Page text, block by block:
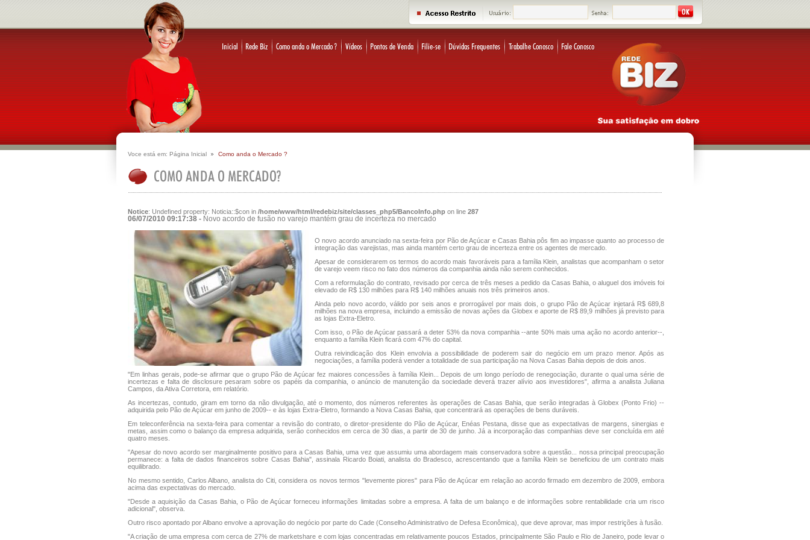
Voce está em: Página Inicial Como anda o Mercado ?
Notice: Undefined property: Noticia::$con in /home/www/html/redebiz/site/classes_php5/BancoInfo.php on line 287
06/07/2010 09:17:38 - Novo acordo de fusão no varejo mantém grau de incerteza no mercado
O novo acordo anunciado na sexta-feira por Pão de Açúcar e Casas Bahia pôs fim ao impasse quanto ao processo de
integração das varejistas, mas ainda mantém certo grau de incerteza entre os agentes de mercado.
Apesar de considerarem os termos do acordo mais favoráveis para a família Klein, analistas que acompanham o setor
de varejo veem risco no fato dos números da companhia ainda não serem conhecidos.
Com a reformulação do contrato, revisado por cerca de três meses a pedido da Casas Bahia, o aluguel dos imóveis foi
elevado de R$ 130 milhões para R$ 140 milhões anuais nos três primeiros anos.
Ainda pelo novo acordo, válido por seis anos e prorrogável por mais dois, o grupo Pão de Açúcar injetará R$ 689,8
milhões na nova empresa, incluindo a emissão de novas ações da Globex e aporte de R$ 89,9 milhões já previsto para
as lojas Extra-Eletro.
Com isso, o Pão de Açúcar passará a deter 53% da nova companhia --ante 50% mais uma ação no acordo anterior--,
enquanto a família Klein ficará com 47% do capital.
Outra reivindicação dos Klein envolvia a possibilidade de poderem sair do negócio em um prazo menor. Após as
negociações, a família poderá vender a totalidade de sua participação na Nova Casas Bahia depois de dois anos.
"Em linhas gerais, pode-se afirmar que o grupo Pão de Açúcar fez maiores concessões à família Klein... Depois de um longo período de renegociação, durante o qual uma série de
incertezas e falta de disclosure pesaram sobre os papéis da companhia, o anúncio de manutenção da sociedade deverá trazer alívio aos investidores", afirma a analista Juliana
Campos, da Ativa Corretora, em relatório.
As incertezas, contudo, giram em torno da não divulgação, até o momento, dos números referentes às operações de Casas Bahia, que serão integradas à Globex (Ponto Frio) --
adquirida pelo Pão de Açúcar em junho de 2009-- e às lojas Extra-Eletro, formando a Nova Casas Bahia, que concentrará as operações de bens duráveis.
Em teleconferência na sexta-feira para comentar a revisão do contrato, o diretor-presidente do Pão de Açúcar, Enéas Pestana, disse que as expectativas de margens, sinergias e
metas, assim como o balanço da empresa adquirida, serão conhecidos em cerca de 30 dias, a partir de 30 de junho. Já a incorporação das companhias deve ser concluída em até
quatro meses.
"Apesar do novo acordo ser marginalmente positivo para a Casas Bahia, uma vez que assumiu uma abordagem mais conservadora sobre a questão... nossa principal preocupação
permanece: a falta de dados financeiros sobre Casas Bahia", assinala Ricardo Boiati, analista do Bradesco, acrescentando que a família Klein se beneficiou de um contrato mais
equilibrado.
No mesmo sentido, Carlos Albano, analista do Citi, considera os novos termos "levemente piores" para Pão de Açúcar em relação ao acordo firmado em dezembro de 2009, embora
acima das expectativas do mercado.
"Desde a aquisição da Casas Bahia, o Pão de Açúcar forneceu informações limitadas sobre a empresa. A falta de um balanço e de informações sobre rentabilidade cria um risco
adicional", observa.
Outro risco apontado por Albano envolve a aprovação do negócio por parte do Cade (Conselho Administrativo de Defesa Econômica), que deve aprovar, mas impor restrições à fusão.
"A criação de uma empresa com cerca de 27% de marketshare e com lojas concentradas em relativamente poucos Estados, principalmente São Paulo e Rio de Janeiro, pode levar o